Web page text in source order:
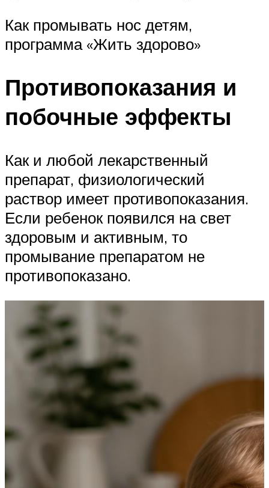
Как промывать нос детям,
программа «Жить здорово»
Противопоказания и
побочные эффекты
Как и любой лекарственный
препарат, физиологический
раствор имеет противопоказания.
Если ребенок появился на свет
здоровым и активным, то
промывание препаратом не
противопоказано.